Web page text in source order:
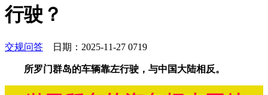
行驶？
交规问答 日期：2025-11-27 0719
所罗门群岛的车辆靠左行驶，与中国大陆相反。